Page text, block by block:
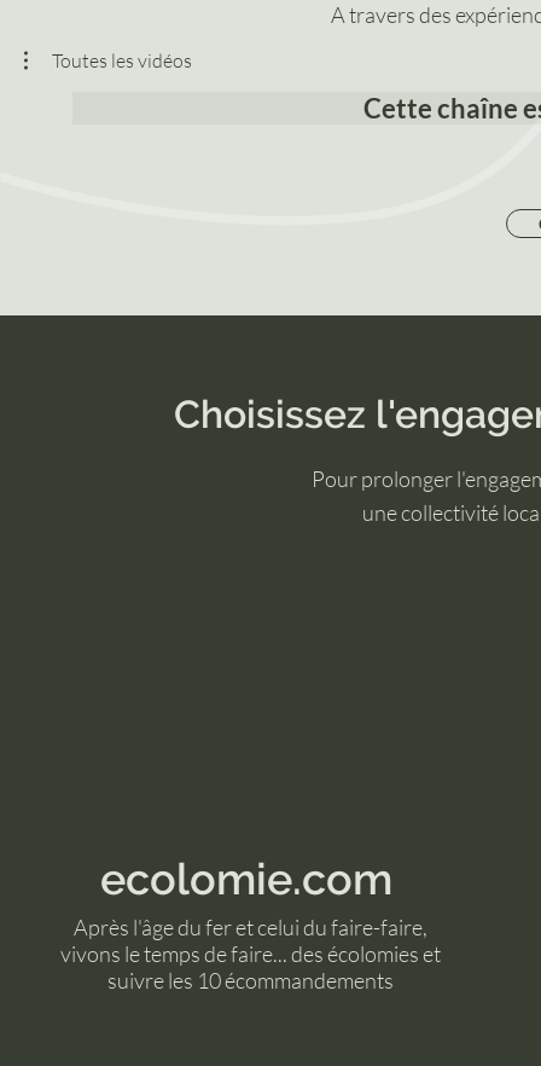
A travers des
Toutes les vidéos
Cette chaîne
Choisissez
Pour prolonger
une collectivité
ecolomie.com
Après l'âge du fer et celui du faire-faire,
vivons le temps de faire... des écolomies et
suivre les 10 écommandements